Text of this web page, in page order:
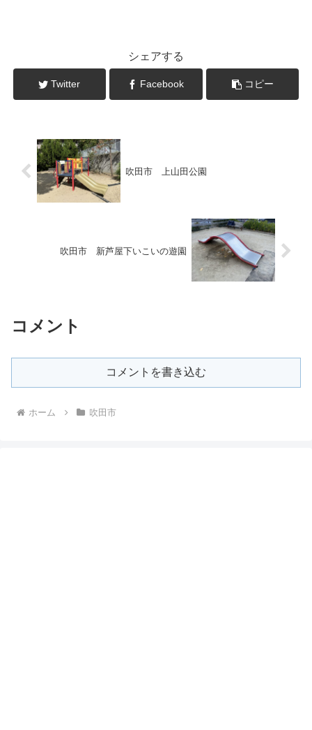
シェアする
Twitter Facebook コピー
吹田市 上山田公園
吹田市 新芦屋下いこいの遊園
コメント
コメントを書き込む
ホーム 吹田市